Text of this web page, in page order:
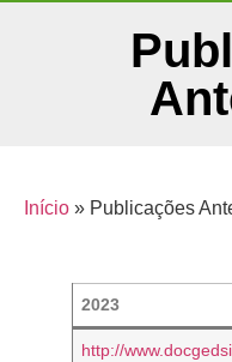
Início » Publicações
2023
http://